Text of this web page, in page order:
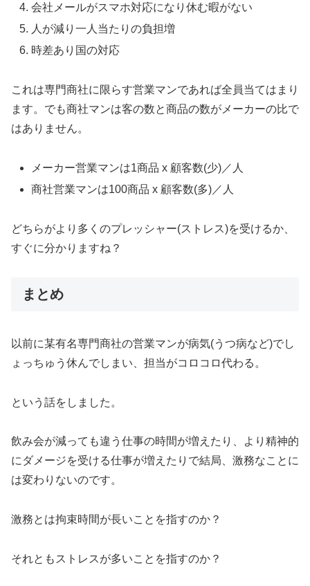
会社メールがスマホ対応になり休む暇がない
人が減り一人当たりの負担増
時差あり国の対応
これは専門商社に限らす営業マンであれば全員当てはまり
ます。でも商社マンは客の数と商品の数がメーカーの比で
はありません。
メーカー営業マンは1商品 x 顧客数(少)／人
商社営業マンは100商品 x 顧客数(多)／人
どちらがより多くのプレッシャー(ストレス)を受けるか、
すぐに分かりますね？
まとめ
以前に某有名専門商社の営業マンが病気(うつ病など)でし
ょっちゅう休んでしまい、担当がコロコロ代わる。
という話をしました。
飲み会が減っても違う仕事の時間が増えたり、より精神的
にダメージを受ける仕事が増えたりで結局、激務なことに
は変わりないのです。
激務とは拘束時間が長いことを指すのか？
それともストレスが多いことを指すのか？